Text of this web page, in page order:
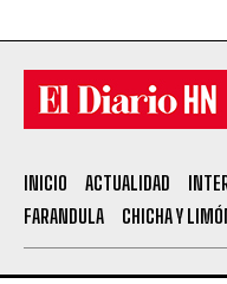
INICIO ACTUALIDAD
FARANDULA
CHICHA Y